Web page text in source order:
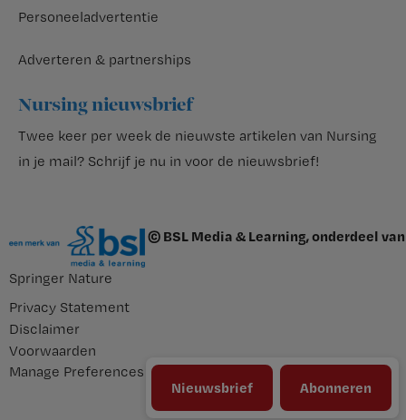
Nieuwsbrief Abonneren
Personeeladvertentie
Adverteren & partnerships
Nursing nieuwsbrief
Twee keer per week de nieuwste artikelen van Nursing
in je mail? Schrijf je nu in voor de nieuwsbrief!
© BSL Media & Learning, onderdeel van
Springer Nature
Privacy Statement
Disclaimer
Voorwaarden
Manage Preferences